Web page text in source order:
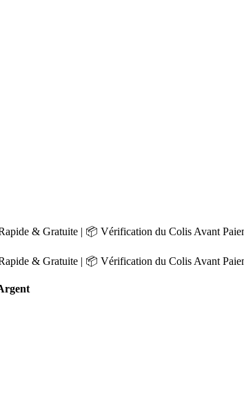
& Gratuite | 📦 Vérification du Colis Avant
& Gratuite | 📦 Vérification du Colis Avant